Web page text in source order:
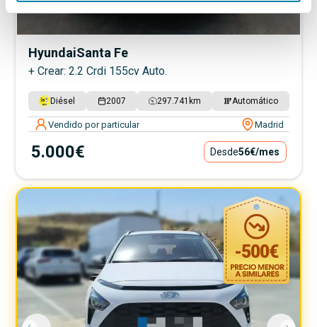
HyundaiSanta Fe
+ Crear: 2.2 Crdi 155cv Auto.
Diésel 2007 297.741 km Automático
Vendido por particular Madrid
5.000€ Desde56€/mes
-500€